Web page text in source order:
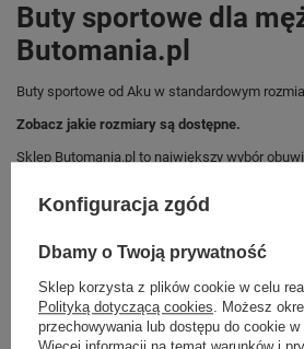
Buty sportowe dla
Butomania.pl
Buty sportowe od Aku w standardowym
Zobacz jakie rozmiary są dostępne.
Sklep Butomania.pl to największy wybór
Kupując w naszym sklepie internetowym
W ciągu 30 dni możesz dokonać zwrotu bądź
Konfiguracja zgód
Dbamy o Twoją prywatność
Sklep korzysta z plików cookie w celu
Polityką dotyczącą cookies . Możesz
przechowywania lub dostępu do cookie w